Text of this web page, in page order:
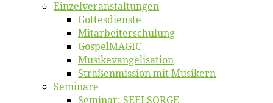
Einzelver­an­stal­tungen
Got­tes­diens­te
Mitarbeiter­schulung
Gos­pel­MA­GIC
Musikevan­ge­li­sa­tion
Straßenmis­sion mit Musikern
Se­mi­na­re
Se­mi­nar: SEELSORGE